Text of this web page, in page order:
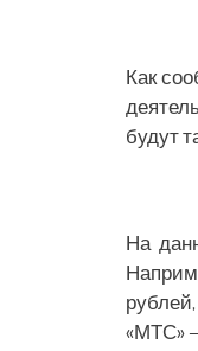
Как
будут
На
«МТС»